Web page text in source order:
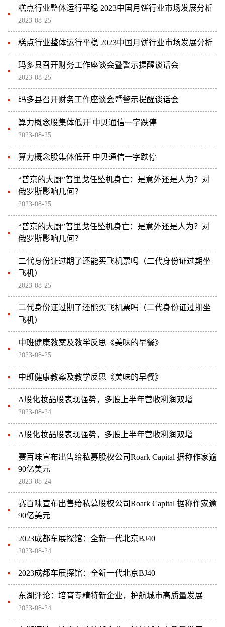
糕点行业整体运行平稳 2023中国月饼行业市场发展分析
2023-08-25
糕点行业整体运行平稳 2023中国月饼行业市场发展分析
玛多县召开财务工作座谈会暨警示提醒谈话会
2023-08-25
玛多县召开财务工作座谈会暨警示提醒谈话会
算力概念股集体低开 中贝通信一字跌停
2023-08-25
算力概念股集体低开 中贝通信一字跌停
“普京的大厨”普里戈任坠机身亡：是意外还是人为？对
俄罗斯影响几何？
2023-08-25
“普京的大厨”普里戈任坠机身亡：是意外还是人为？对
俄罗斯影响几何？
二代身份证过期了还能买飞机票吗（二代身份证过期坐
飞机）
2023-08-25
二代身份证过期了还能买飞机票吗（二代身份证过期坐
飞机）
中班健康教案及教学反思《美味的早餐》
2023-08-25
中班健康教案及教学反思《美味的早餐》
A股化妆品股表现强势，多股上半年营收利润双增
2023-08-24
A股化妆品股表现强势，多股上半年营收利润双增
赛百味宣布出售给私募股权公司Roark Capital 据称作家逾
90亿美元
2023-08-24
赛百味宣布出售给私募股权公司Roark Capital 据称作家逾
90亿美元
2023成都车展探馆：全新一代北京BJ40
2023-08-24
2023成都车展探馆：全新一代北京BJ40
东湖评论：培育专精特新企业，护航城市高质量发展
2023-08-24